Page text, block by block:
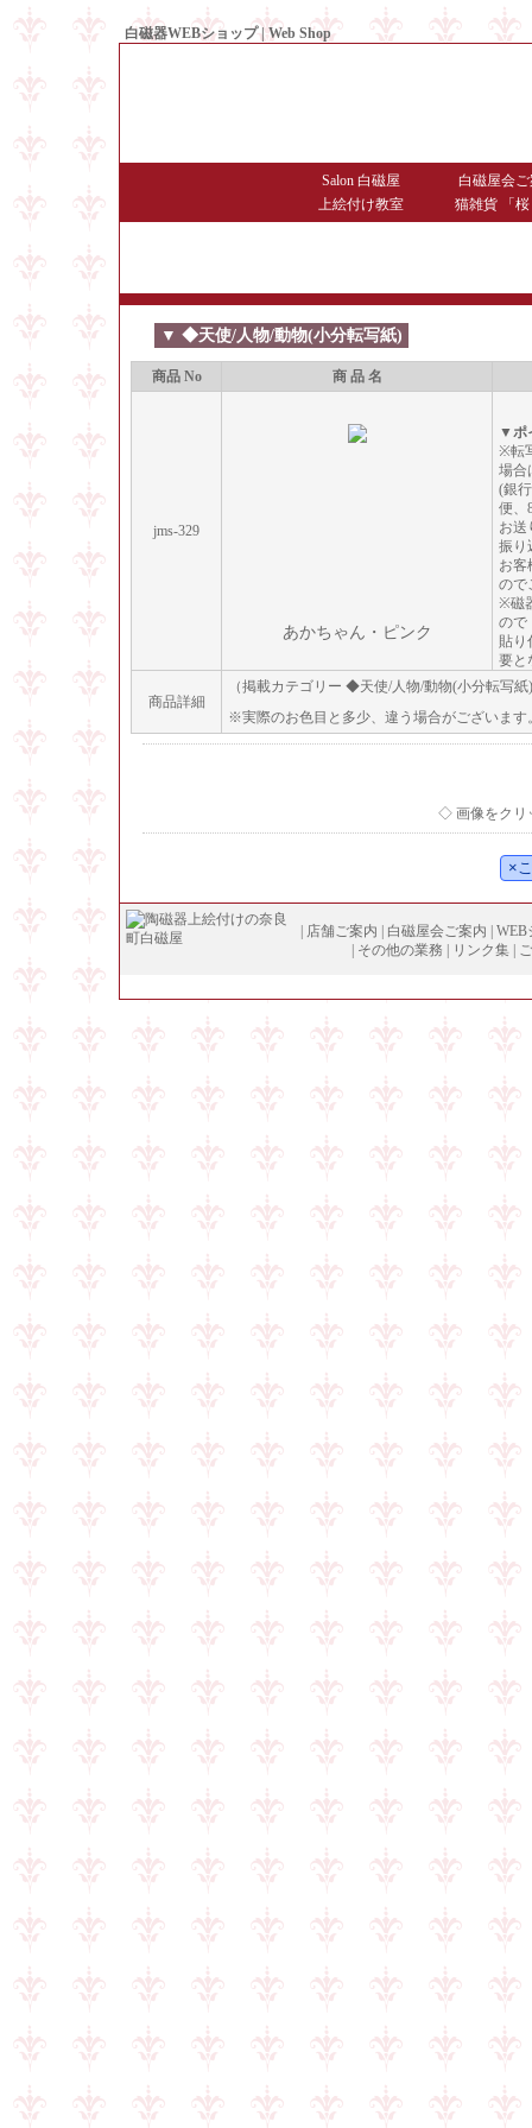
白磁器WEBショップ | Web Shop
Salon 白磁屋
白磁屋会
上絵付け教室
猫雑貨 「
▼ ◆天使/人物/動物(小分転写紙)
商品 No 商 品 名
jms-329
あかちゃん・ピンク
▼ポ
※転
場合
(銀
便、
お送
振り
お客
ので
※磁
ので
貼
要と
商品詳細
（掲載カテゴリー ◆天使/人物/動物(小分転写紙
※実際のお色目と多少、違う場合がございます
◇ 画像をクリ
店舗ご案内 白磁屋会ご案内
WEB
その他の業務 リンク集